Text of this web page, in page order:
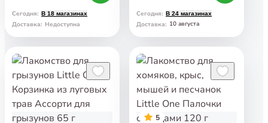
Сегодня: В 18 магазинах
Доставка: Недоступна
Сегодня: В 24 магазинах
Доставка: 10 августа
5